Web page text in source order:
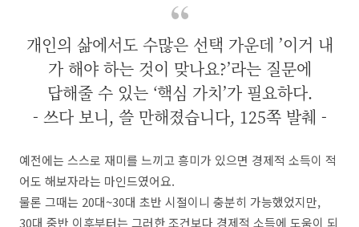
개인의 삶에서도 수많은 선택 가운데 ’이거 내
가 해야 하는 것이 맞나요?’라는 질문에
답해줄 수 있는 ‘핵심 가치’가 필요하다.
- 쓰다 보니, 쓸 만해졌습니다, 125쪽 발췌 -
예전에는 스스로 재미를 느끼고 흥미가 있으면 경제적 소득이 적
어도 해보자라는 마인드였어요.
물론 그때는 20대~30대 초반 시절이니 충분히 가능했었지만,
30대 중반 이후부터는 그러한 조건보다 경제적 소득에 도움이 되